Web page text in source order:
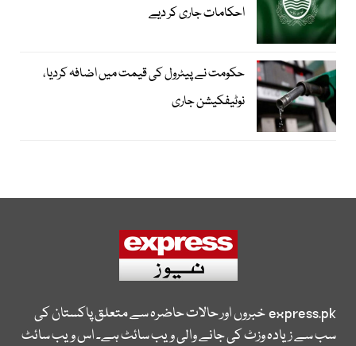
احکامات جاری کر دیے
حکومت نے پیٹرول کی قیمت میں اضافہ کردیا،
نوٹیفکیشن جاری
express.pkخبروں اور حالات حاضرہ سے متعلق پاکستان کی
سب سے زیادہ وزٹ کی جانے والی ویب سائٹ ہے۔ اس ویب سائٹ